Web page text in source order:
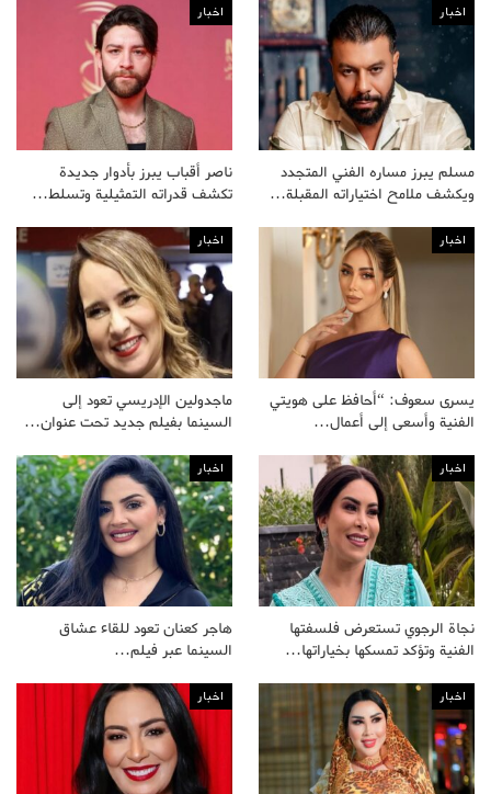
اخبار
مسلم يبرز مساره الفني المتجدد
ويكشف ملامح اختياراته المقبلة…
اخبار
ناصر أقباب يبرز بأدوار جديدة
تكشف قدراته التمثيلية وتسلط…
اخبار
يسرى سعوف: “أحافظ على هويتي
الفنية وأسعى إلى أعمال…
اخبار
ماجدولين الإدريسي تعود إلى
السينما بفيلم جديد تحت عنوان…
اخبار
نجاة الرجوي تستعرض فلسفتها
الفنية وتؤكد تمسكها بخياراتها…
اخبار
هاجر كعنان تعود للقاء عشاق
السينما عبر فيلم…
اخبار اخبار